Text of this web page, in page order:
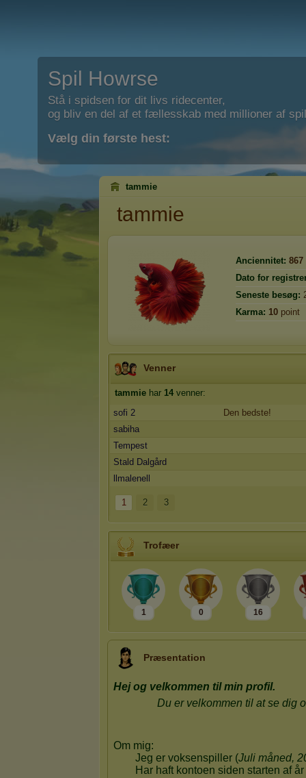
Spil Howrse
Stå i spidsen for dit livs ridecenter,
og bliv en del af et fællesskab med millioner af
Vælg din første hest:
tammie
tammie
Anciennitet: 867
Dato for
Seneste besøg:
Karma: 10 point
Venner
tammie har 14 venner:
sofi 2
Den bedste!
sabiha
Tempest
Stald Dalgård
llmalenell
1 2 3
Trofæer
1 0 16
Præsentation